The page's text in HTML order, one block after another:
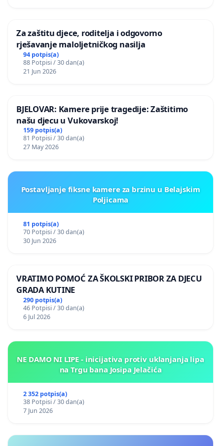
Za zaštitu djece, roditelja i odgovorno
rješavanje maloljetničkog nasilja
94 potpis(a)
88 Potpisi / 30 dan(a)
21 Jun 2026
BJELOVAR: Kamere prije tragedije: Zaštitimo
našu djecu u Vukovarskoj!
159 potpis(a)
81 Potpisi / 30 dan(a)
27 May 2026
Postavljanje fiksne kamere za brzinu u Belajskim
Poljicama
81 potpis(a)
70 Potpisi / 30 dan(a)
30 Jun 2026
VRATIMO POMOĆ ZA ŠKOLSKI PRIBOR ZA DJECU
GRADA KUTINE
290 potpis(a)
46 Potpisi / 30 dan(a)
6 Jul 2026
NE DAMO NI LIPE - inicijativa protiv uklanjanja lipa
na Trgu bana Josipa Jelačića
2 352 potpis(a)
38 Potpisi / 30 dan(a)
7 Jun 2026